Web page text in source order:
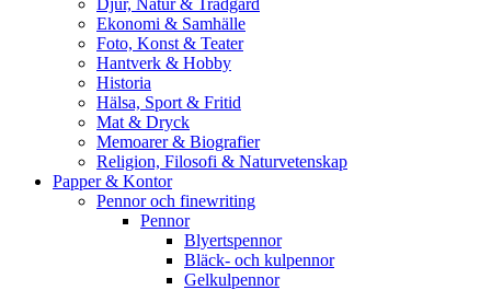
Djur, Natur & Trädgård
Ekonomi & Samhälle
Foto, Konst & Teater
Hantverk & Hobby
Historia
Hälsa, Sport & Fritid
Mat & Dryck
Memoarer & Biografier
Religion, Filosofi & Naturvetenskap
Papper & Kontor
Pennor och finewriting
Pennor
Blyertspennor
Bläck- och kulpennor
Gelkulpennor